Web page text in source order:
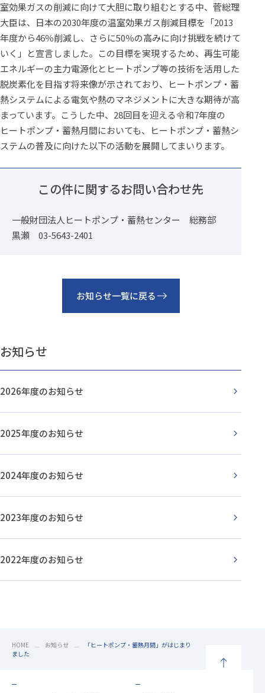
室効果ガスの削減に向けて大胆に取り組むとする中、菅総理
大臣は、日本の2030年度の温室効果ガス削減目標を「2013
年度から46％削減し、さらに50％の高みに向け挑戦を続けて
いく」と宣言しました。この目標を実現するため、再生可能
エネルギーの主力電源化とヒートポンプ等の技術を活用した
脱炭素化を目指す将来像が示されており、ヒートポンプ・蓄
熱システムによる電気や熱のマネジメントに大きな期待が高
まっています。こうした中、28回目を迎える令和7年度の
ヒートポンプ・蓄熱月間においても、ヒートポンプ・蓄熱シ
ステムの普及に向けた以下の活動を展開してまいります。
この件に関するお問い合わせ先
一般財団法人ヒートポンプ・蓄熱センター 総務部
黒瀬 03-5643-2401
お知らせ一覧に戻る
お知らせ
2026年度のお知らせ
2025年度のお知らせ
2024年度のお知らせ
2023年度のお知らせ
2022年度のお知らせ
HOME お知らせ
「ヒートポンプ・蓄熱月間」がはじまり
ました
ペ